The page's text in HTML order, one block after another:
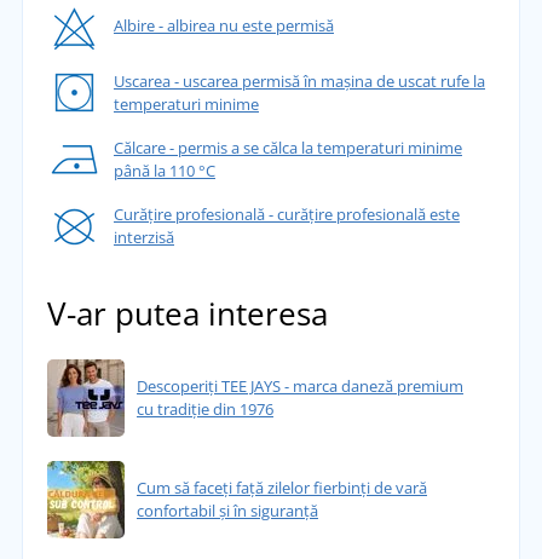
Albire - albirea nu este permisă
Uscarea - uscarea permisă în mașina de uscat rufe la
temperaturi minime
Călcare - permis a se călca la temperaturi minime
până la 110 °C
Curățire profesională - curățire profesională este
interzisă
V-ar putea interesa
Descoperiți TEE JAYS - marca daneză premium
cu tradiție din 1976
Cum să faceți față zilelor fierbinți de vară
confortabil și în siguranță